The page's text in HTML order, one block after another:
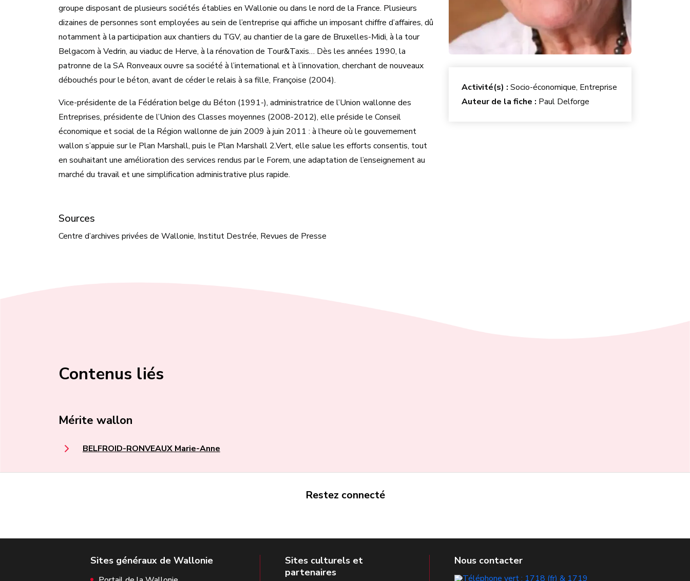
groupe disposant de plusieurs sociétés établies en Wallonie ou dans le nord de la France. Plusieurs
dizaines de personnes sont employées au sein de l’entreprise qui affiche un imposant chiffre d’affaires, dû
notamment à la participation aux chantiers du TGV, au chantier de la gare de Bruxelles-Midi, à la tour
Belgacom à Vedrin, au viaduc de Herve, à la rénovation de Tour&Taxis… Dès les années 1990, la
patronne de la SA Ronveaux ouvre sa société à l’international et à l’innovation, cherchant de nouveaux
débouchés pour le béton, avant de céder le relais à sa fille, Françoise (2004).
Vice-présidente de la Fédération belge du Béton (1991-), administratrice de l’Union wallonne des
Entreprises, présidente de l’Union des Classes moyennes (2008-2012), elle préside le Conseil
économique et social de la Région wallonne de juin 2009 à juin 2011 : à l’heure où le gouvernement
wallon s’appuie sur le Plan Marshall, puis le Plan Marshall 2.Vert, elle salue les efforts consentis, tout
en souhaitant une amélioration des services rendus par le Forem, une adaptation de l’enseignement au
marché du travail et une simplification administrative plus rapide.
Sources
Centre d’archives privées de Wallonie, Institut Destrée, Revues de Presse
Activité(s) : Socio-économique, Entreprise
Auteur de la fiche : Paul Delforge
Contenus liés
Mérite wallon
BELFROID-RONVEAUX Marie-Anne
Restez connecté